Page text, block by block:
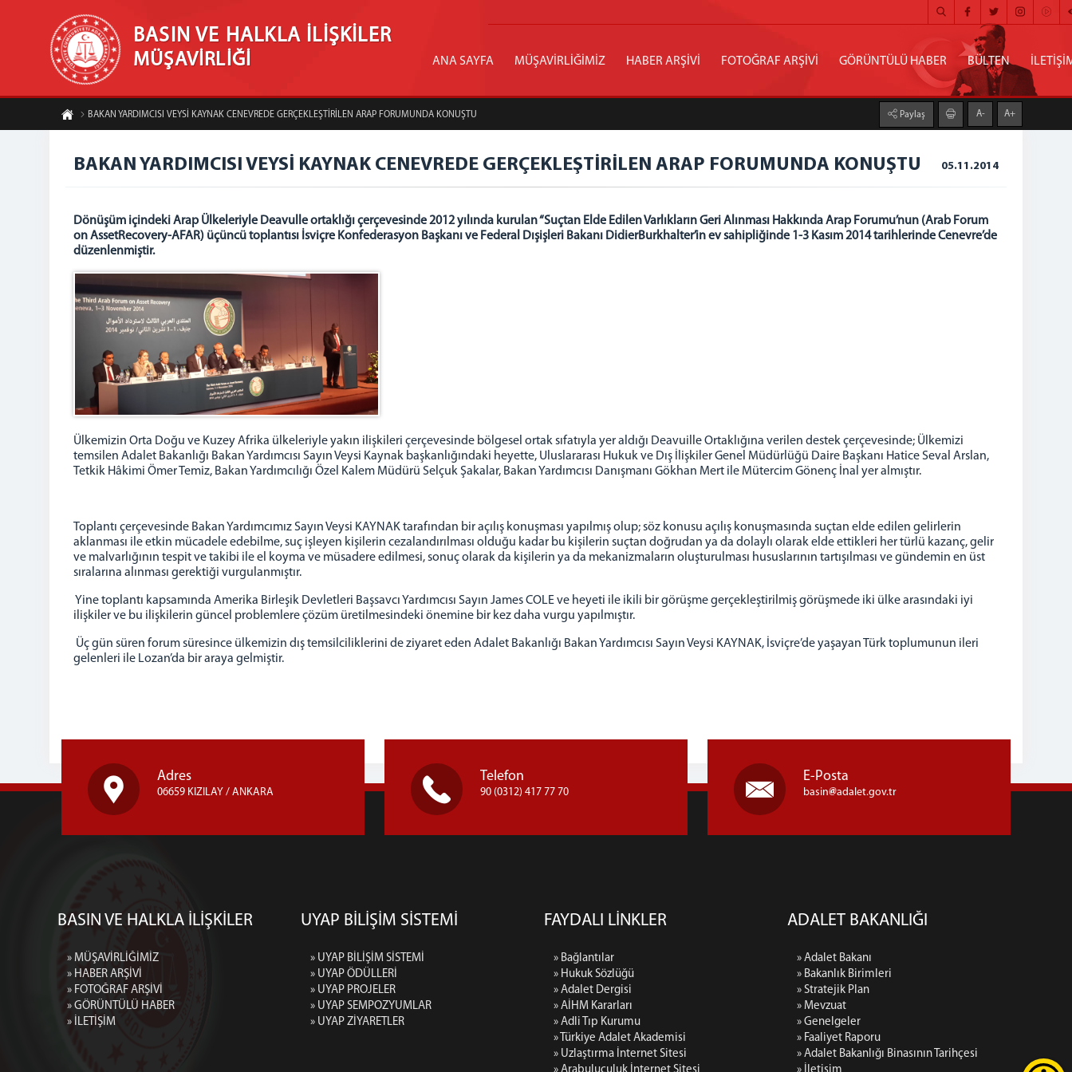
BASIN VE HALKLA İLİŞKİLER
MÜŞAVİRLİĞİ ANA SAYFA MÜŞAVİRLİĞİMİZ HABER ARŞİVİ FOTOĞRAF ARŞİVİ GÖRÜNTÜLÜ HABER BÜLTEN
BAKAN YARDIMCISI VEYSİ KAYNAK CENEVREDE GERÇEKLEŞTİRİLEN ARAP FORUMUNDA KONUŞTU Paylaş A- A+
BAKAN YARDIMCISI VEYSİ KAYNAK CENEVREDE GERÇEKLEŞTİRİLEN ARAP FORUMUNDA KONUŞTU 05.11.2014
Dönüşüm içindeki Arap Ülkeleriyle Deavulle ortaklığı çerçevesinde 2012 yılında kurulan “Suçtan Elde Edilen Varlıkların Geri Alınması Hakkında Arap Forumu’nun (Arab Forum
on AssetRecovery-AFAR) üçüncü toplantısı İsviçre Konfederasyon Başkanı ve Federal Dışişleri Bakanı DidierBurkhalter’in ev sahipliğinde 1-3 Kasım 2014 tarihlerinde Cenevre’de
düzenlenmiştir.
Ülkemizin Orta Doğu ve Kuzey Afrika ülkeleriyle yakın ilişkileri çerçevesinde bölgesel ortak sıfatıyla yer aldığı Deavuille Ortaklığına verilen destek çerçevesinde; Ülkemizi
temsilen Adalet Bakanlığı Bakan Yardımcısı Sayın Veysi Kaynak başkanlığındaki heyette, Uluslararası Hukuk ve Dış İlişkiler Genel Müdürlüğü Daire Başkanı Hatice Seval Arslan,
Tetkik Hâkimi Ömer Temiz, Bakan Yardımcılığı Özel Kalem Müdürü Selçuk Şakalar, Bakan Yardımcısı Danışmanı Gökhan Mert ile Mütercim Gönenç İnal yer almıştır.
Toplantı çerçevesinde Bakan Yardımcımız Sayın Veysi KAYNAK tarafından bir açılış konuşması yapılmış olup; söz konusu açılış konuşmasında suçtan elde edilen gelirlerin
aklanması ile etkin mücadele edebilme, suç işleyen kişilerin cezalandırılması olduğu kadar bu kişilerin suçtan doğrudan ya da dolaylı olarak elde ettikleri her türlü kazanç, gelir
ve malvarlığının tespit ve takibi ile el koyma ve müsadere edilmesi, sonuç olarak da kişilerin ya da mekanizmaların oluşturulması hususlarının tartışılması ve gündemin en üst
sıralarına alınması gerektiği vurgulanmıştır.
Yine toplantı kapsamında Amerika Birleşik Devletleri Başsavcı Yardımcısı Sayın James COLE ve heyeti ile ikili bir görüşme gerçekleştirilmiş görüşmede iki ülke arasındaki iyi
ilişkiler ve bu ilişkilerin güncel problemlere çözüm üretilmesindeki önemine bir kez daha vurgu yapılmıştır.
Üç gün süren forum süresince ülkemizin dış temsilciliklerini de ziyaret eden Adalet Bakanlığı Bakan Yardımcısı Sayın Veysi KAYNAK, İsviçre’de yaşayan Türk toplumunun ileri
gelenleri ile Lozan’da bir araya gelmiştir.
Adres
06659 KIZILAY / ANKARA
Telefon
90 (0312) 417 77 70
E-Posta
basin adalet.gov.tr
BASIN VE HALKLA İLİŞKİLER
» MÜŞAVİRLİĞİMİZ
» HABER ARŞİVİ
» FOTOĞRAF ARŞİVİ
» GÖRÜNTÜLÜ HABER
» İLETİŞİM
UYAP BİLİŞİM SİSTEMİ
» UYAP BİLİŞİM SİSTEMİ
» UYAP ÖDÜLLERİ
» UYAP PROJELER
» UYAP SEMPOZYUMLAR
» UYAP ZİYARETLER
FAYDALI LİNKLER
» Bağlantılar
» Hukuk Sözlüğü
» Adalet Dergisi
» AİHM Kararları
» Adli Tıp Kurumu
» Türkiye Adalet Akademisi
» Uzlaştırma İnternet Sitesi
ADALET BAKANLIĞI
» Adalet Bakanı
» Bakanlık Birimleri
» Stratejik Plan
» Mevzuat
» Genelgeler
» Faaliyet Raporu
» Adalet Bakanlığı Binasının Tarihçesi